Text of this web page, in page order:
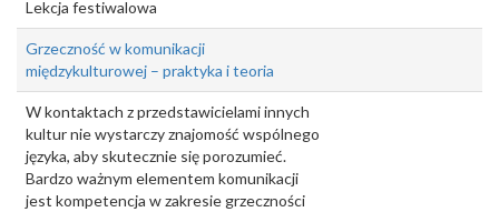
Lekcja festiwalowa
Grzeczność w komunikacji
międzykulturowej – praktyka i teoria
W kontaktach z przedstawicielami innych
kultur nie wystarczy znajomość wspólnego
języka, aby skutecznie się porozumieć.
Bardzo ważnym elementem komunikacji
jest kompetencja w zakresie grzeczności